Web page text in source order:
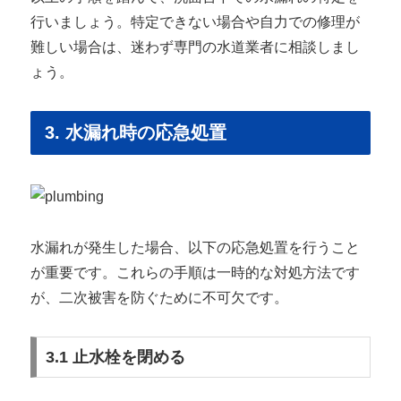
行いましょう。特定できない場合や自力での修理が
難しい場合は、迷わず専門の水道業者に相談しまし
ょう。
3. 水漏れ時の応急処置
水漏れが発生した場合、以下の応急処置を行うこと
が重要です。これらの手順は一時的な対処方法です
が、二次被害を防ぐために不可欠です。
3.1 止水栓を閉める